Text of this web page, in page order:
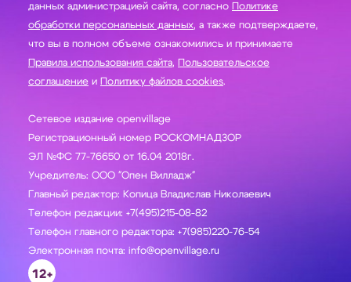
данных администрацией сайта, согласно Политике
обработки персональных данных, а также подтверждаете,
что вы в полном объеме ознакомились и принимаете
Правила использования сайта, Пользовательское
соглашение и Политику файлов cookies.
Сетевое издание openvillage
Регистрационный номер РОСКОМНАДЗОР
ЭЛ №ФС 77-76650 от 16.04 2018г.
Учредитель: ООО "Опен Вилладж"
Главный редактор: Копица Владислав Николаевич
Телефон редакции: +7(495)215-08-82
Телефон главного редактора: +7(985)220-76-54
Электронная почта: info@openvillage.ru
12+